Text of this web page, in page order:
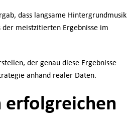
dass langsame Hintergrundmusik
meistzitierten Ergebnisse im
der genau diese Ergebnisse
anhand realer Daten.
erfolgreichen